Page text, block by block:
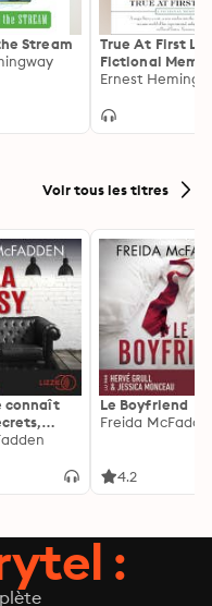
Stream
True At First
Fictional
His Last African
Ernest
Voir tous les titres
connaît
siens ...
Le Boyfriend
Freida
4.2
: